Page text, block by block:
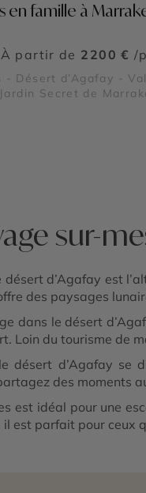
en famille à
partir de 2200 € /
- Désert d’Agafay -
Secret de
sur-
d’Agafay est
des paysages
dans le désert
Loin du tourisme de
désert d’Agafay se
des moments
est idéal pour une
il est parfait pour